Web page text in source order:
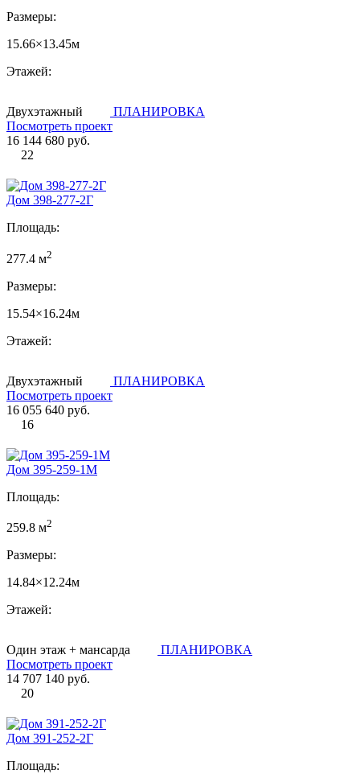
Размеры:
15.66×13.45м
Этажей:
Двухэтажный
ПЛАНИРОВКА
Посмотреть проект
16 144 680 руб.
22
Дом 398-277-2Г
Площадь:
277.4 м2
Размеры:
15.54×16.24м
Этажей:
Двухэтажный
ПЛАНИРОВКА
Посмотреть проект
16 055 640 руб.
16
Дом 395-259-1М
Площадь:
259.8 м2
Размеры:
14.84×12.24м
Этажей:
Один этаж + мансарда
ПЛАНИРОВКА
Посмотреть проект
14 707 140 руб.
20
Дом 391-252-2Г
Площадь: